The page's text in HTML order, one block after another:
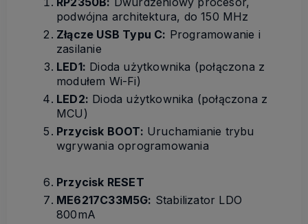
podwójna architektura, do 150 MHz
Złącze USB Typu C: Programowanie i
zasilanie
LED1: Dioda użytkownika (połączona z
modułem Wi-Fi)
LED2: Dioda użytkownika (połączona z
MCU)
Przycisk BOOT: Uruchamianie trybu
wgrywania oprogramowania
Przycisk RESET
ME6217C33M5G: Stabilizator LDO
800mA